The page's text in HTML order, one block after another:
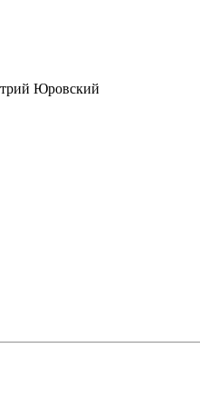
Юровский